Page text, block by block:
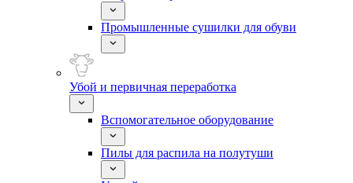
Промышленные сушилки для обуви
Убой и первичная переработка
Вспомогательное оборудование
Пилы для распила на полутуши